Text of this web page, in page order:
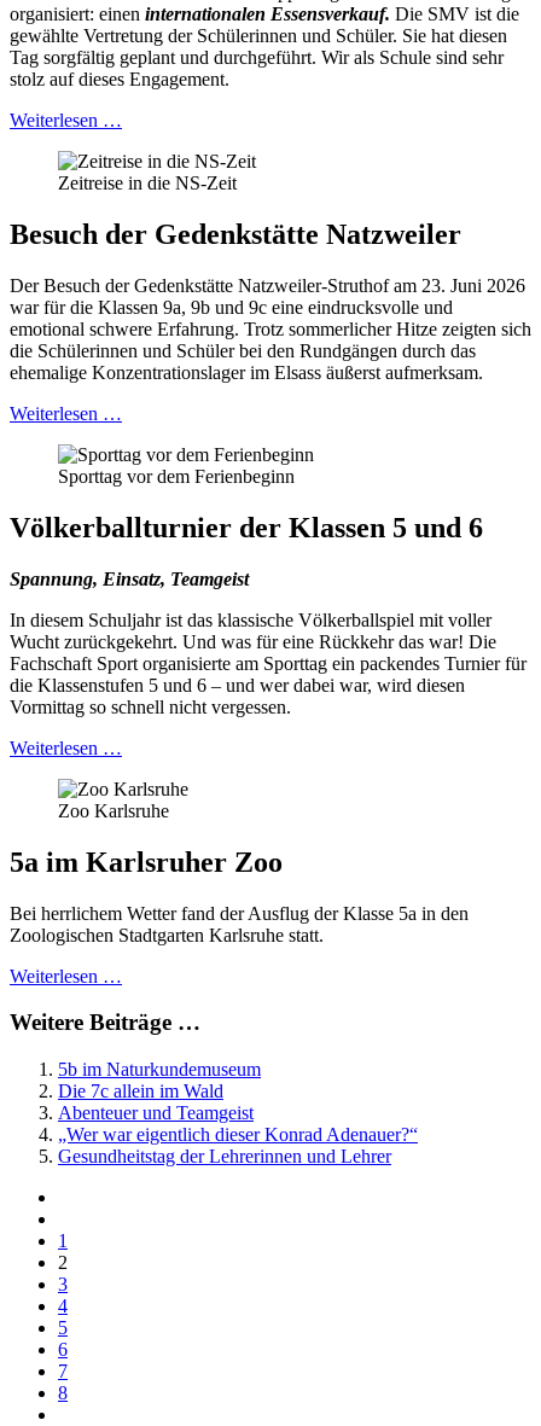
organisiert: einen internationalen Essensverkauf. Die SMV ist die
gewählte Vertretung der Schülerinnen und Schüler. Sie hat diesen
Tag sorgfältig geplant und durchgeführt. Wir als Schule sind sehr
stolz auf dieses Engagement.
Weiterlesen …
Zeitreise in die NS-Zeit
Besuch der Gedenkstätte Natzweiler
Der Besuch der Gedenkstätte Natzweiler-Struthof am 23. Juni 2026
war für die Klassen 9a, 9b und 9c eine eindrucksvolle und
emotional schwere Erfahrung. Trotz sommerlicher Hitze zeigten sich
die Schülerinnen und Schüler bei den Rundgängen durch das
ehemalige Konzentrationslager im Elsass äußerst aufmerksam.
Weiterlesen …
Sporttag vor dem Ferienbeginn
Völkerballturnier der Klassen 5 und 6
Spannung, Einsatz, Teamgeist
In diesem Schuljahr ist das klassische Völkerballspiel mit voller
Wucht zurückgekehrt. Und was für eine Rückkehr das war! Die
Fachschaft Sport organisierte am Sporttag ein packendes Turnier für
die Klassenstufen 5 und 6 – und wer dabei war, wird diesen
Vormittag so schnell nicht vergessen.
Weiterlesen …
Zoo Karlsruhe
5a im Karlsruher Zoo
Bei herrlichem Wetter fand der Ausflug der Klasse 5a in den
Zoologischen Stadtgarten Karlsruhe statt.
Weiterlesen …
Weitere Beiträge …
5b im Naturkundemuseum
Die 7c allein im Wald
Abenteuer und Teamgeist
„Wer war eigentlich dieser Konrad Adenauer?“
Gesundheitstag der Lehrerinnen und Lehrer
1
2
3
4
5
6
7
8